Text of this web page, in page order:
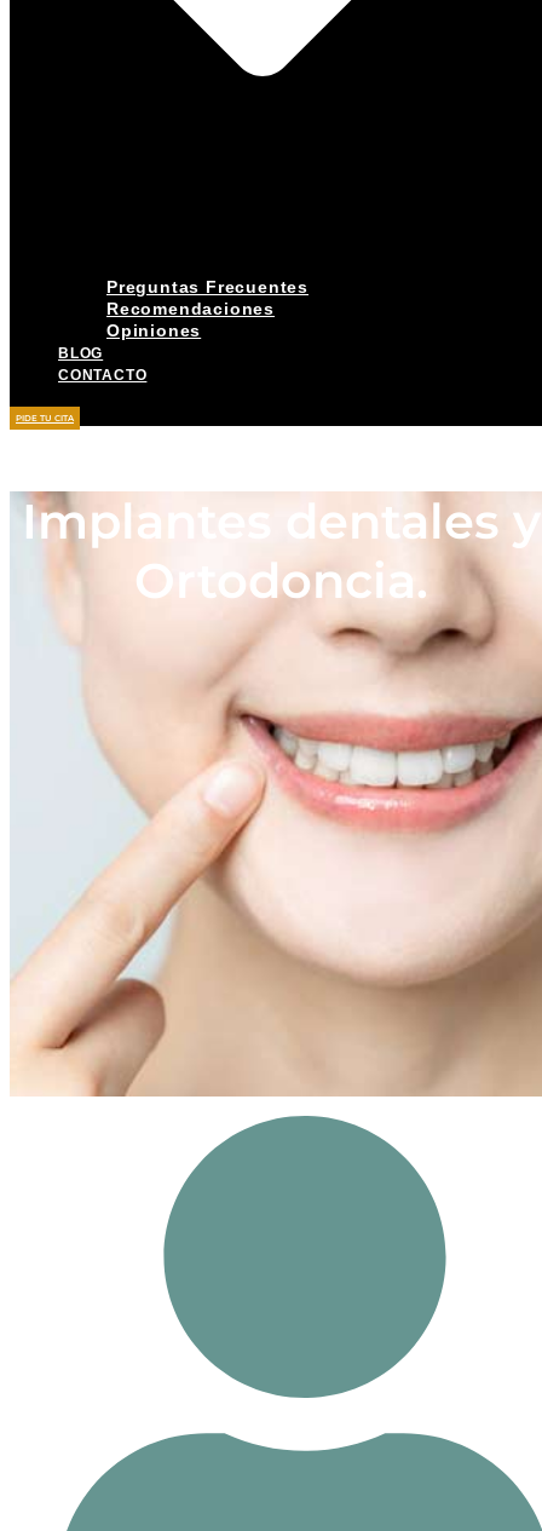
Preguntas Frecuentes
Recomendaciones
Opiniones
BLOG
CONTACTO
PIDE TU CITA
Implantes dentales y
Ortodoncia.